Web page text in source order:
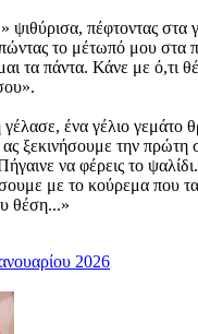
ψιθύρισα, πέφτοντας στα
το μέτωπό μου στα
τα πάντα. Κάνε με ό,τι
γέλασε, ένα γέλιο γεμάτο
ας ξεκινήσουμε την πρώτη
να φέρεις το
με το κούρεμα που
θέση...»
2026